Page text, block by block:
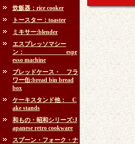
炊飯器：rice cooker
トースター：toaster
ミキサー:blender
エスプレッソマシー
ン： espr
esso machine
ブレッドケース・ フラ
ワー缶:bread bin bread
box
ケーキスタンド他： C
ake stands
和もの・昭和シリーズ:J
apanese retro cookware
スプーン・フォーク・ナ